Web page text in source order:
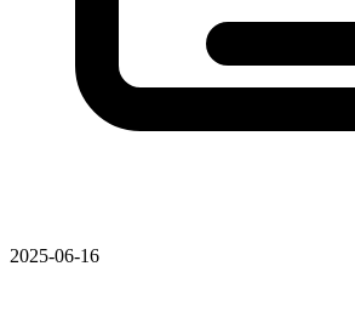
2025-06-16